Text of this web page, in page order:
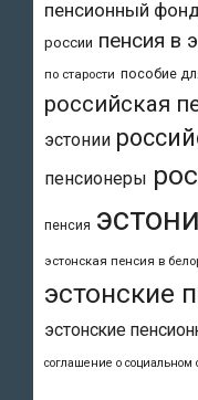
пенсионный
россии пенсия в
по старости пособие
российская
эстонии
пенсионеры
пенсия
эстонская пенсия в
эстонские
эстонские
соглашение о социальном